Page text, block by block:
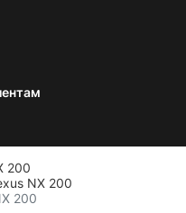
200
NX 200
200